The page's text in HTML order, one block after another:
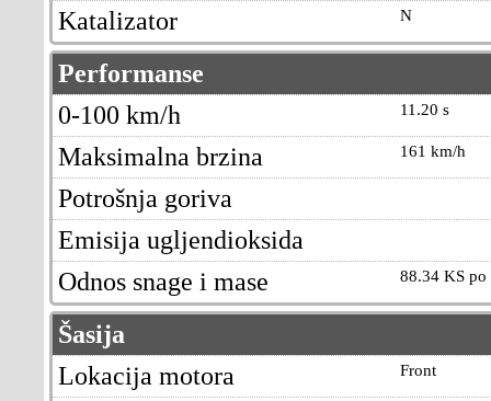
N
Katalizator
Performanse
11.20 s
0-100 km/h
161 km/h
Maksimalna brzina
Potrošnja goriva
Emisija ugljendioksida
88.34 KS po
Odnos snage i mase
Šasija
Front
Lokacija motora